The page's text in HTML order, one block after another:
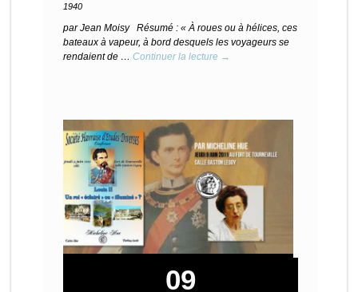
1940
par Jean Moisy Résumé : « À roues ou à hélices, ces
bateaux à vapeur, à bord desquels les voyageurs se
rendaient de … Continuer la lecture →
09